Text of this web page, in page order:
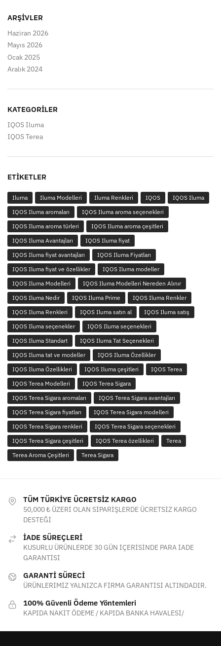
ARŞIVLER
Haziran 2026
Mayıs 2026
Ocak 2025
Aralık 2024
KATEGORILER
IQOS Iluma
IQOS Terea
ETIKETLER
Iluma Iluma Modelleri Iluma Renkleri IQOS
IQOS Iluma
IQOS Iluma aromaları
IQOS Iluma aroma seçenekleri
IQOS Iluma aroma türleri
IQOS Iluma aroma çeşitleri
IQOS Iluma Avantajları
IQOS Iluma fiyat
IQOS Iluma fiyat avantajları
IQOS Iluma Fiyatları
IQOS Iluma fiyat ve özellikler
IQOS Iluma modeller
IQOS Iluma Modelleri
IQOS Iluma Modelleri Nereden Alınır
IQOS Iluma Nedir
IQOS Iluma Prime
IQOS Iluma Renkler
IQOS Iluma Renkleri
IQOS Iluma satın al
IQOS Iluma satış
IQOS Iluma seçenekler
IQOS Iluma seçenekleri
IQOS Iluma Standart
IQOS Iluma Tat Seçenekleri
IQOS Iluma tat ve modeller
IQOS Iluma Özellikler
IQOS Iluma Özellikleri
IQOS Iluma çeşitleri
IQOS Terea
IQOS Terea Modelleri
IQOS Terea Sigara
IQOS Terea Sigara aromaları
IQOS Terea Sigara avantajları
IQOS Terea Sigara fiyatları
IQOS Terea Sigara modelleri
IQOS Terea Sigara renkleri
IQOS Terea Sigara seçenekleri
IQOS Terea Sigara çeşitleri
IQOS Terea özellikleri
Terea
Terea Aroma Çeşitleri
Terea Sigara
TÜM TÜRKİYE ÜCRETSİZ KARGO
50,000 ₺ ÜZERİ OLAN SİPARİŞLERDE ÜCRETSİZ KARGO
DESTEĞİ
İADE SÜREÇLERİ
KUSURLU ÜRÜNLERDE 30 GÜN İÇERİSİNDE PARA İADE
GARANTİSİ
GARANTİ SÜRECİ
ÜRÜNLERİMİZ YALNIZCA FİRMA GARANTİSİ ALTINDADIR.
100% Güvenli Ödeme Yöntemleri
KAPIDA NAKİT ÖDEME / KAPIDA BANKA HAVALESİ/